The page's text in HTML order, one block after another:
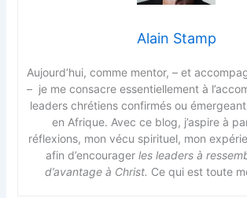
Alain Stamp
Aujourd’hui, comme mentor, – et
– je me consacre essentiellement à
leaders chrétiens confirmés ou
en Afrique. Avec ce blog, j’aspire à
réflexions, mon vécu spirituel, mon
afin d’encourager les leaders à
d’avantage à Christ. Ce qui est toute